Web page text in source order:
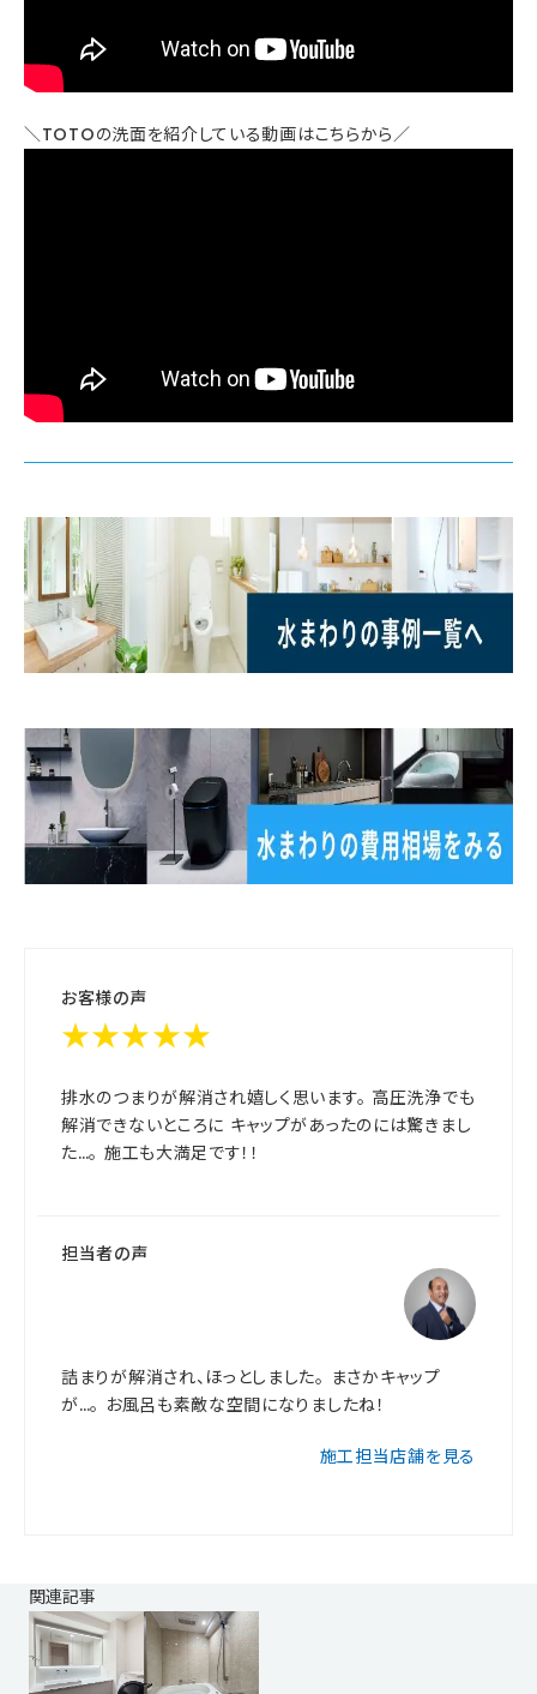
＼TOTOの洗面を紹介している動画はこちらから／
お客様の声
★★★★★
排水のつまりが解消され嬉しく思います。 高圧洗浄でも
解消できないところに キャップがあったのには驚きまし
た…。 施工も大満足です！！
担当者の声
詰まりが解消され、ほっとしました。 まさかキャップ
が…。 お風呂も素敵な空間になりましたね！
施工担当店舗を見る
関連記事